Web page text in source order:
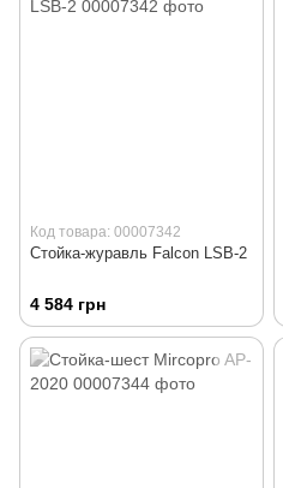
Код товара: 00007342
Стойка-журавль Falcon LSB-2
4 584 грн